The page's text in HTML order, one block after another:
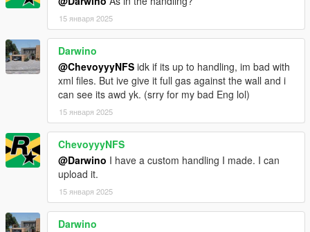
15 января 2025
Darwino
@ChevoyyyNFS idk if its up to handling, im bad with
xml files. But ive give it full gas against the wall and i
can see its awd yk. (srry for my bad Eng lol)
15 января 2025
ChevoyyyNFS
@Darwino I have a custom handling I made. I can
upload it.
15 января 2025
Darwino